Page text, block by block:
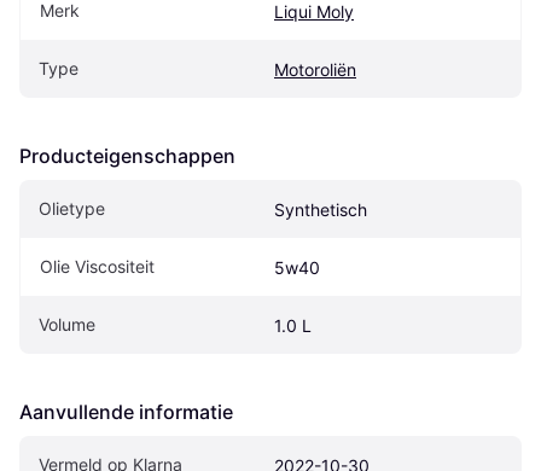
Merk Liqui Moly
Type Motoroliën
Producteigenschappen
Olietype Synthetisch
Olie Viscositeit 5w40
Volume 1.0 L
Aanvullende informatie
Vermeld op Klarna 2022-10-30